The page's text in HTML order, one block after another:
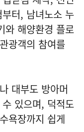
터, 남녀노소 누
와 해양환경 플로
광객의 참여를
대부도 방아머
있으며, 덕적도
욕장까지 쉽게